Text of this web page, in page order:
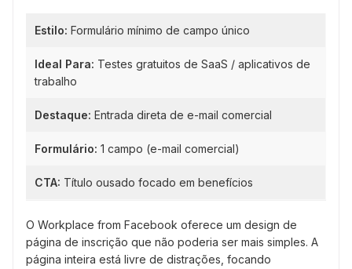
Estilo: Formulário mínimo de campo único
Ideal Para: Testes gratuitos de SaaS / aplicativos de
trabalho
Destaque: Entrada direta de e-mail comercial
Formulário: 1 campo (e-mail comercial)
CTA: Título ousado focado em benefícios
O Workplace from Facebook oferece um design de
página de inscrição que não poderia ser mais simples. A
página inteira está livre de distrações, focando